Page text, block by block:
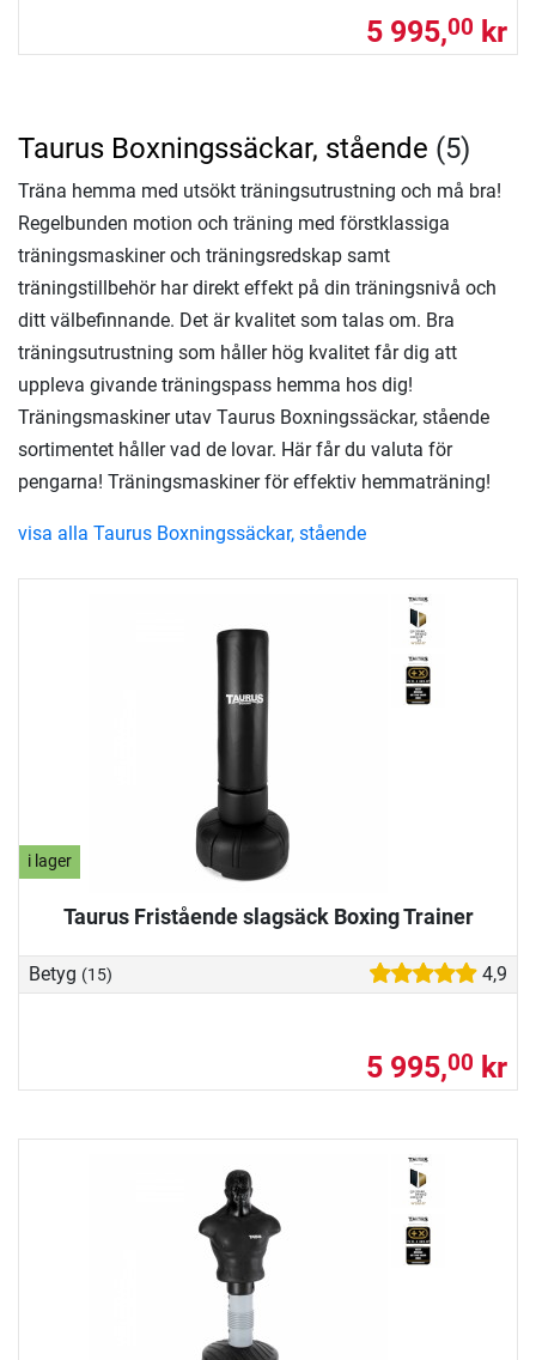
5 995,00 kr
i lager
Taurus Fristående slagsäck Boxing Trainer
Betyg (15) 4,9
5 995,00 kr
Taurus Boxningssäckar, stående (5)
Träna hemma med utsökt träningsutrustning och må bra!
Regelbunden motion och träning med förstklassiga
träningsmaskiner och träningsredskap samt
träningstillbehör har direkt effekt på din träningsnivå och
ditt välbefinnande. Det är kvalitet som talas om. Bra
träningsutrustning som håller hög kvalitet får dig att
uppleva givande träningspass hemma hos dig!
Träningsmaskiner utav Taurus Boxningssäckar, stående
sortimentet håller vad de lovar. Här får du valuta för
pengarna! Träningsmaskiner för effektiv hemmaträning!
visa alla Taurus Boxningssäckar, stående